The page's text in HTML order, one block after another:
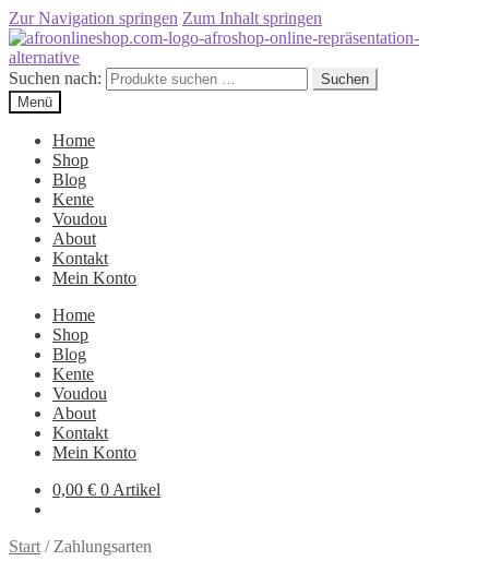
Zur Navigation springen Zum Inhalt springen
Suchen nach:
Suchen
Menü
Home
Shop
Blog
Kente
Voudou
About
Kontakt
Mein Konto
Home
Shop
Blog
Kente
Voudou
About
Kontakt
Mein Konto
0,00 € 0 Artikel
Start / Zahlungsarten